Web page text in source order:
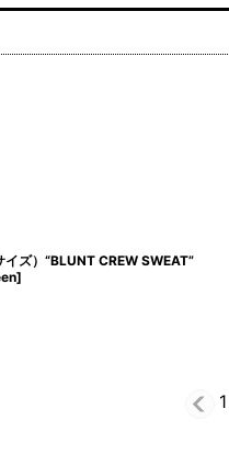
ズ）“BLUNT CREW SWEAT”
]
1